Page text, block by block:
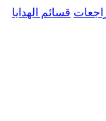
قسائم الهدايا